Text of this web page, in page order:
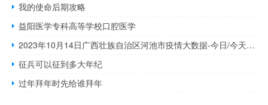
我的使命后期攻略
益阳医学专科高等学校口腔医学
2023年10月14日广西壮族自治区河池市疫情大数据-今日/今天疫情全网搜索最新实时消息动态情况通知播报
征兵可以征到多大年纪
过年拜年时先给谁拜年